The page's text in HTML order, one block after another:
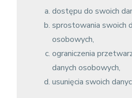
dostępu do swoich
sprostowania swoich
osobowych,
ograniczenia
danych osobowych,
usunięcia swoich